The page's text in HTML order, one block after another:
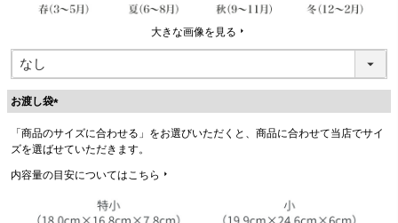
大きな画像を見る
お渡し袋
必
須
)
「商品のサイズに合わせる」をお選びいただくと、商品に合わせて当店でサイ
ズを選ばせていただきます。
内容量の目安についてはこちら